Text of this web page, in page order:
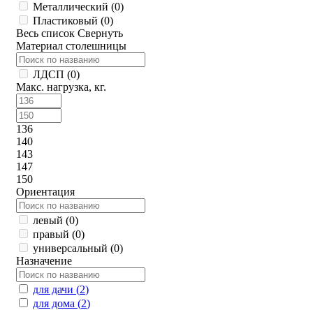
Металлический (0)
Пластиковый (0)
Весь список Свернуть
Материал столешницы
ЛДСП (0)
Макс. нагрузка, кг.
136
140
143
147
150
Ориентация
левый (0)
правый (0)
универсальный (0)
Назначение
для дачи (2)
для дома (2)